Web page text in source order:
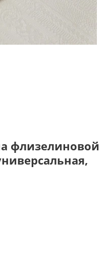
флизелиновой